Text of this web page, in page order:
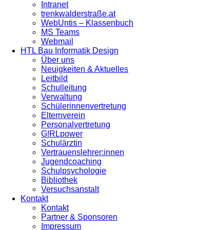
Intranet
trenkwalderstraße.at
WebUntis – Klassenbuch
MS Teams
Webmail
HTL Bau Informatik Design
Über uns
Neuigkeiten & Aktuelles
Leitbild
Schulleitung
Verwaltung
Schülerinnenvertretung
Elternverein
Personalvertretung
G!RLpower
Schulärztin
Vertrauenslehrer:innen
Jugendcoaching
Schulpsychologie
Bibliothek
Versuchsanstalt
Kontakt
Kontakt
Partner & Sponsoren
Impressum